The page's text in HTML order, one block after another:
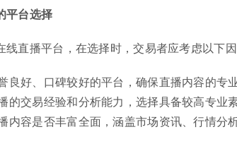
平台选择
直播平台，在选择时，交易者应考虑以下因
良好、口碑较好的平台，确保直播内容的专
的交易经验和分析能力，选择具备较高专业
内容是否丰富全面，涵盖市场资讯、行情分